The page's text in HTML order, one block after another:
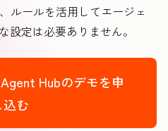
ルールを活用してエージェ
設定は必要ありません。
Agent Hubのデモを申
込む